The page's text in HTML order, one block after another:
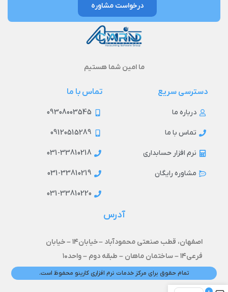
درخواست مشاوره
ما امین شما هستیم
دسترسی سریع
درباره ما
تماس با ما
نرم افزار حسابداری
مشاوره رایگان
تماس با ما
09308003545
09120515289
031-33810218
031-33810219
031-33810220
آدرس
اصفهان، قطب صنعتی محمودآباد –خیابان۱۴ –
خیابان
فرعی۱۴ – ساختمان ماهان – طبقه دوم – واحد۱۰
تمام حقوق برای مرکز خدمات نرم افزاری کارینو محفوظ است.